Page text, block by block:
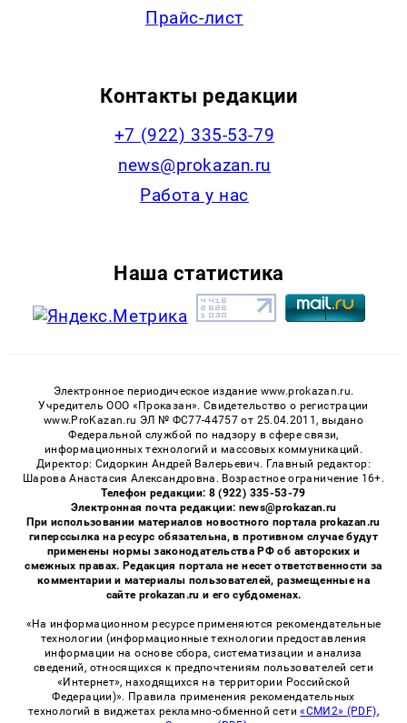
Прайс-лист
Контакты редакции
+7 (922) 335-53-79
news@prokazan.ru
Работа у нас
Наша статистика
Электронное периодическое издание www.prokazan.ru.
Учредитель ООО «Проказан». Cвидетельство о регистрации
www.ProKazan.ru ЭЛ № ФС77-44757 от 25.04.2011, выдано
Федеральной службой по надзору в сфере связи,
информационных технологий и массовых коммуникаций.
Директор: Сидоркин Андрей Валерьевич. Главный редактор:
Шарова Анастасия Александровна. Возрастное ограничение 16+.
Телефон редакции: 8 (922) 335-53-79
Электронная почта редакции: news@prokazan.ru
При использовании материалов новостного портала prokazan.ru
гиперссылка на ресурс обязательна, в противном случае будут
применены нормы законодательства РФ об авторских и
смежных правах. Редакция портала не несет ответственности за
комментарии и материалы пользователей, размещенные на
сайте prokazan.ru и его субдоменах.
«На информационном ресурсе применяются рекомендательные
технологии (информационные технологии предоставления
информации на основе сбора, систематизации и анализа
сведений, относящихся к предпочтениям пользователей сети
«Интернет», находящихся на территории Российской
Федерации)». Правила применения рекомендательных
технологий в виджетах рекламно-обменной сети«СМИ2» (PDF),